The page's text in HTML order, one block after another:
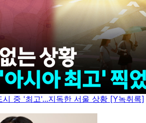
시 중 '최고'...지독한 서울 상황 [Y녹취록]